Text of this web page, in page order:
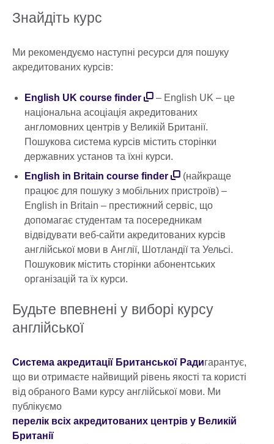
Знайдіть курс
Ми рекомендуємо наступні ресурси для пошуку
акредитованих курсів:
English UK course finder
– English UK – це
національна асоціація акредитованих
англомовних центрів у Великій Британії.
Пошукова система курсів містить сторінки
державних установ та їхні курси.
English in Britain course finder
(найкраще
працює для пошуку з мобільних пристроїв) –
English in Britain – престижний сервіс, що
допомагає студентам та посередникам
відвідувати веб-сайти акредитованих курсів
англійської мови в Англії, Шотландії та Уельсі.
Пошуковик містить сторінки абонентських
організацій та їх курси.
Будьте впевнені у виборі курсу
англійської
Система акредитації Британської Радигарантує,
що ви отримаєте найвищий рівень якості та користі
від обраного Вами курсу англійської мови. Ми
публікуємо
перелік всіх акредитованих центрів у Великій
Британії